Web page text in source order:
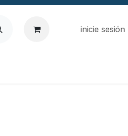
inicie sesión